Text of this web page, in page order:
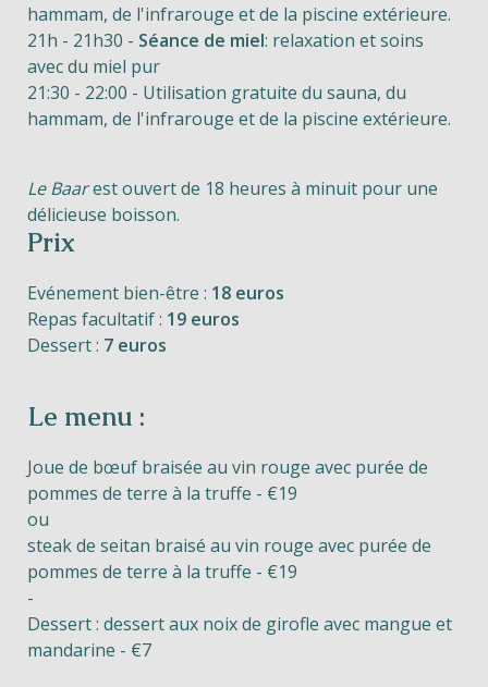
hammam, de l'infrarouge et de la piscine extérieure.
21h - 21h30 - Séance de miel: relaxation et soins
avec du miel pur
21:30 - 22:00 - Utilisation gratuite du sauna, du
hammam, de l'infrarouge et de la piscine extérieure.
Le Baarest ouvert de 18 heures à minuit pour une
délicieuse boisson.
Prix
Evénement bien-être : 18 euros
Repas facultatif : 19 euros
Dessert : 7 euros
Le menu :
Joue de bœuf braisée au vin rouge avec purée de
pommes de terre à la truffe - €19
ou
steak de seitan braisé au vin rouge avec purée de
pommes de terre à la truffe - €19
-
Dessert : dessert aux noix de girofle avec mangue et
mandarine - €7